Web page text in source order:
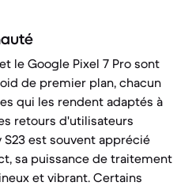
le Google Pixel 7 Pro sont
de premier plan, chacun
qui les rendent adaptés à
retours d'utilisateurs
est souvent apprécié
sa puissance de traitement
et vibrant. Certains